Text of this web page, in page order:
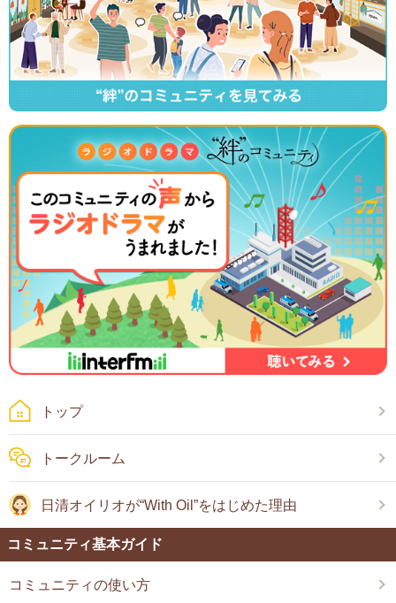
トップ
トークルーム
日清オイリオが“With Oil”をはじめた理由
コミュニティ基本ガイド
コミュニティの使い方